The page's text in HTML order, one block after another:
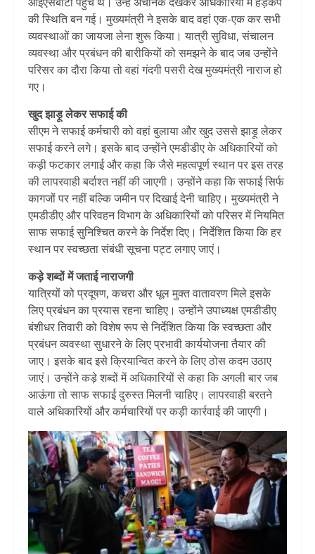
की स्थिति बन गई। मुख्यमंत्री ने इसके बाद वहां एक-एक कर सभी
व्यवस्थाओं का जायजा लेना शुरू किया। यात्री सुविधा, संचालन
व्यवस्था और प्रबंधन की बारीकियों को समझने के बाद जब उन्होंने
परिसर का दौरा किया तो वहां गंदगी पसरी देख मुख्यमंत्री नाराज हो
गए।
खुद झाड़ू लेकर सफाई की
सीएम ने सफाई कर्मचारी को वहां बुलाया और खुद उससे झाड़ू लेकर
सफाई करने लगे। इसके बाद उन्होंने एमडीडीए के अधिकारियों को
कड़ी फटकार लगाई और कहा कि जैसे महत्वपूर्ण स्थान पर इस तरह
की लापरवाही बर्दाश्त नहीं की जाएगी। उन्होंने कहा कि सफाई सिर्फ
कागजों पर नहीं बल्कि जमीन पर दिखाई देनी चाहिए। मुख्यमंत्री ने
एमडीडीए और परिवहन विभाग के अधिकारियों को परिसर में नियमित
साफ सफाई सुनिश्चित करने के निर्देश दिए। निर्देशित किया कि हर
स्थान पर स्वच्छता संबंधी सूचना पट्ट लगाए जाएं।
कड़े शब्दों में जताई नाराजगी
यात्रियों को प्रदूषण, कचरा और धूल मुक्त वातावरण मिले इसके
लिए प्रबंधन का प्रयास रहना चाहिए। उन्होंने उपाध्यक्ष एमडीडीए
बंशीधर तिवारी को विशेष रूप से निर्देशित किया कि स्वच्छता और
प्रबंधन व्यवस्था सुधारने के लिए प्रभावी कार्ययोजना तैयार की
जाए। इसके बाद इसे क्रियान्वित करने के लिए ठोस कदम उठाए
जाएं। उन्होंने कड़े शब्दों में अधिकारियों से कहा कि अगली बार जब
आऊंगा तो साफ सफाई दुरुस्त मिलनी चाहिए। लापरवाही बरतने
वाले अधिकारियों और कर्मचारियों पर कड़ी कार्रवाई की जाएगी।